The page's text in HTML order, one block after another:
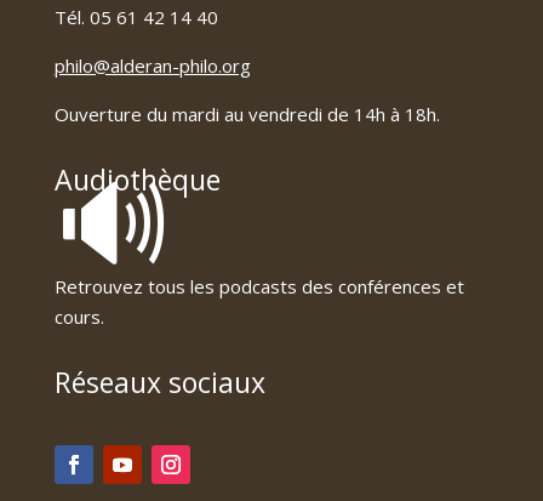
Tél. 05 61 42 14 40
philo@alderan-philo.org
Ouverture du mardi au vendredi de 14h à 18h.
Audiothèque
🔊
Retrouvez tous les podcasts des conférences et
cours.
Réseaux sociaux